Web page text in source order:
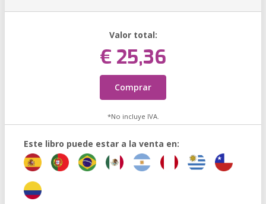
Valor total:
€ 25,36
Comprar
*No incluye IVA.
Este libro puede estar a la venta en: